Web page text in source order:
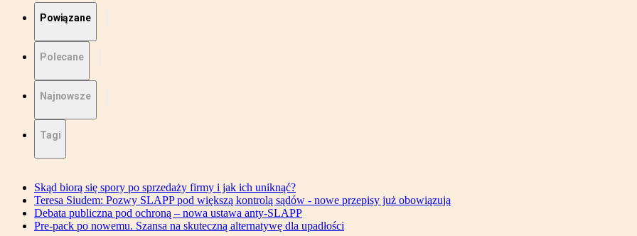
Powiązane
Polecane
Najnowsze
Tagi
Skąd biorą się spory po sprzedaży firmy i jak ich uniknąć?
Teresa Siudem: Pozwy SLAPP pod większą kontrolą sądów - nowe przepisy już obowiązują
Debata publiczna pod ochroną – nowa ustawa anty-SLAPP
Pre-pack po nowemu. Szansa na skuteczną alternatywę dla upadłości